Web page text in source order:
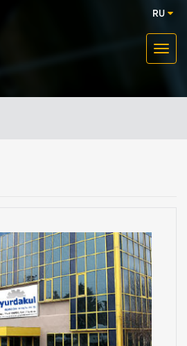
RU